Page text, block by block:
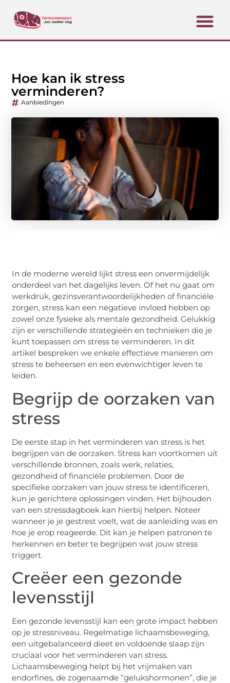
Hoe kan ik stress
verminderen?
Aanbiedingen
In de moderne wereld lijkt stress een onvermijdelijk
onderdeel van het dagelijks leven. Of het nu gaat om
werkdruk, gezinsverantwoordelijkheden of financiële
zorgen, stress kan een negatieve invloed hebben op
zowel onze fysieke als mentale gezondheid. Gelukkig
zijn er verschillende strategieën en technieken die je
kunt toepassen om stress te verminderen. In dit
artikel bespreken we enkele effectieve manieren om
stress te beheersen en een evenwichtiger leven te
leiden.
Begrijp de oorzaken van
stress
De eerste stap in het verminderen van stress is het
begrijpen van de oorzaken. Stress kan voortkomen uit
verschillende bronnen, zoals werk, relaties,
gezondheid of financiële problemen. Door de
specifieke oorzaken van jouw stress te identificeren,
kun je gerichtere oplossingen vinden. Het bijhouden
van een stressdagboek kan hierbij helpen. Noteer
wanneer je je gestrest voelt, wat de aanleiding was en
hoe je erop reageerde. Dit kan je helpen patronen te
herkennen en beter te begrijpen wat jouw stress
triggert.
Creëer een gezonde
levensstijl
Een gezonde levensstijl kan een grote impact hebben
op je stressniveau. Regelmatige lichaamsbeweging,
een uitgebalanceerd dieet en voldoende slaap zijn
cruciaal voor het verminderen van stress.
Lichaamsbeweging helpt bij het vrijmaken van
endorfines, de zogenaamde “gelukshormonen”, die je